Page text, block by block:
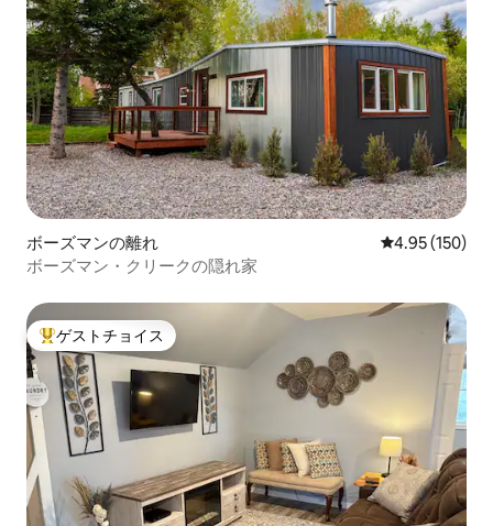
ボーズマンの離れ レビュー150
4.95 (150)
ボーズマン・クリークの隠れ家
大好評のゲストチョイスです。
ゲストチョイス